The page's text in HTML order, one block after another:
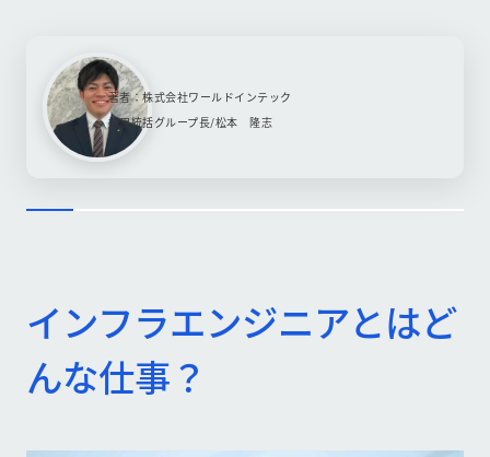
著者：株式会社ワールドインテック
採用統括グループ長/松本 隆志
インフラエンジニアとはど
んな仕事？